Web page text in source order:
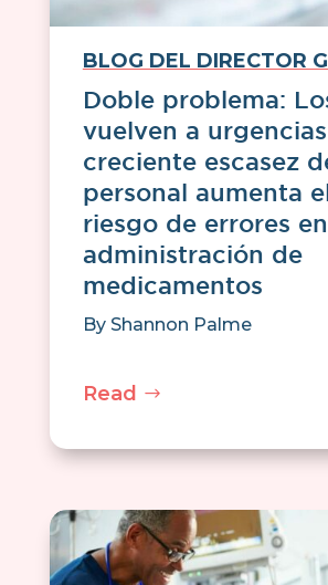
BLOG DEL DIRECTOR
Doble problema:
vuelven a
creciente escasez
personal aumenta
riesgo de errores
administración de
medicamentos
By Shannon Palme
Read